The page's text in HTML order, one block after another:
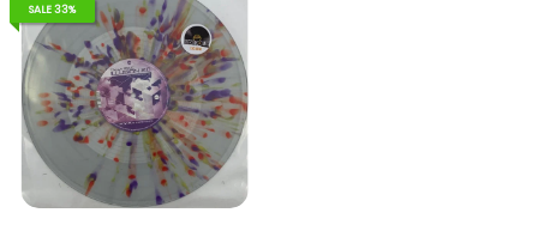
SALE 33%